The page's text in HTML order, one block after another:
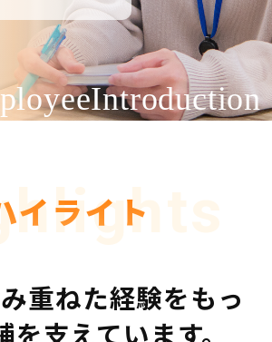
Introduction
イライト
重ねた経験をもっ
を支えています。